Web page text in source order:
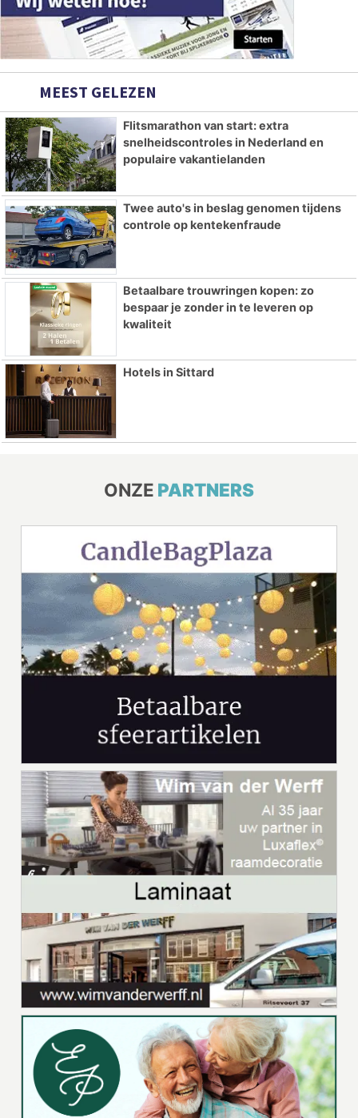
MEEST GELEZEN
Flitsmarathon van start: extra
snelheidscontroles in Nederland en
populaire vakantielanden
Twee auto's in beslag genomen tijdens
controle op kentekenfraude
Betaalbare trouwringen kopen: zo
bespaar je zonder in te leveren op
kwaliteit
Hotels in Sittard
ONZE PARTNERS